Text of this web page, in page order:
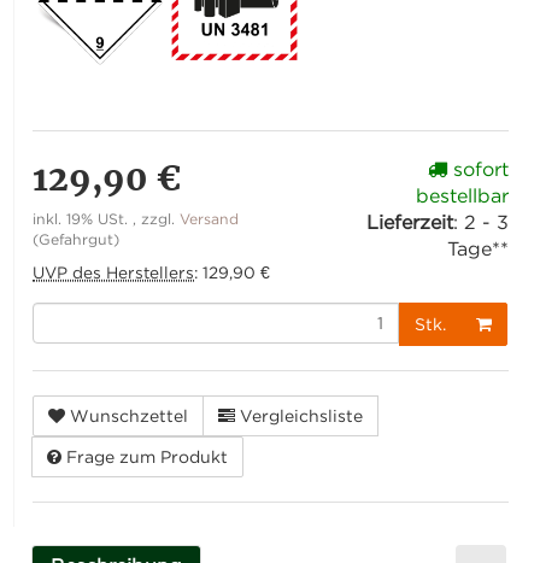
129,90 €
inkl. 19% USt. , zzgl.Versand
(Gefahrgut)
UVP des Herstellers:129,90 €
sofort
bestellbar
Lieferzeit: 2 - 3
Tage**
Stk.
Wunschzettel Vergleichsliste
Frage zum Produkt